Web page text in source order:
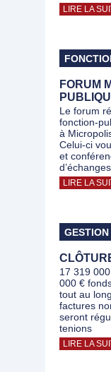
LIRE LA
FORUM
Le forum
fonction-
à
Celui-ci
et
LIRE LA
17 319
000 €
tout au
factures
seront
tenions
LIRE LA